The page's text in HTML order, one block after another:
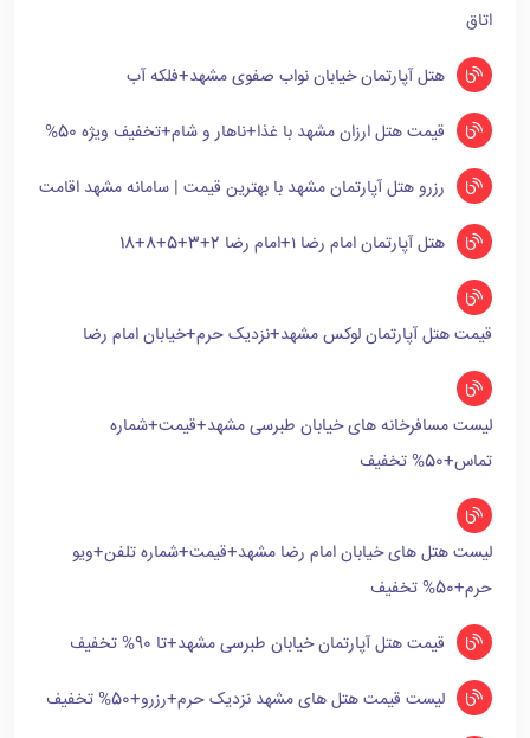
اتاق
هتل آپارتمان خیابان نواب صفوی مشهد+فلکه آب
قیمت هتل ارزان مشهد با غذا+ناهار و شام+تخفیف ویژه 50%
رزرو هتل آپارتمان مشهد با بهترین قیمت | سامانه مشهد اقامت
هتل آپارتمان امام رضا ۱+امام رضا 2+3+5+8+18
قیمت هتل آپارتمان لوکس مشهد+نزدیک حرم+خیابان امام رضا
لیست مسافرخانه های خیابان طبرسی مشهد+قیمت+شماره
تماس+50% تخفیف
لیست هتل های خیابان امام رضا مشهد+قیمت+شماره تلفن+ویو
حرم+50% تخفیف
قیمت هتل آپارتمان خیابان طبرسی مشهد+تا 90% تخفیف
لیست قیمت هتل های مشهد نزدیک حرم+رزرو+50% تخفیف